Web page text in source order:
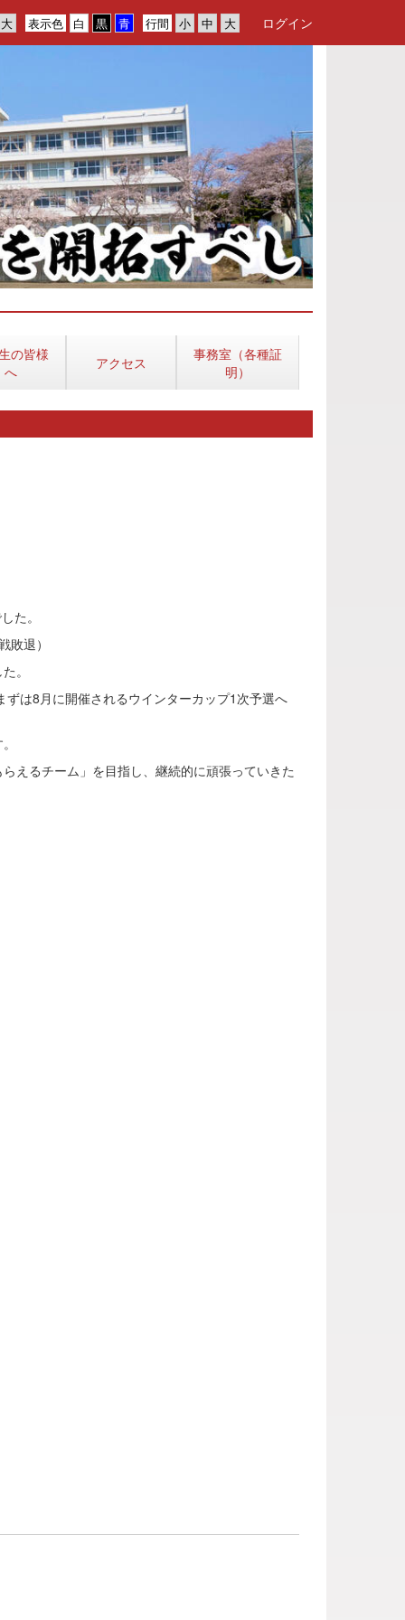
行間
表示色 ログイン
の皆様
へ
アクセス
事務室（各種証
明）
た。
退）
。
は8月に開催されるウインターカップ1次予選へ
えるチーム」を目指し、継続的に頑張っていきた